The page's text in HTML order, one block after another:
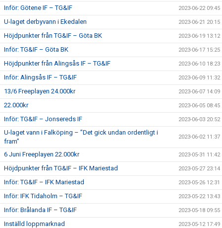
Inför: Götene IF – TG&IF 2023-06-22 09:45
U-laget derbyvann i Ekedalen 2023-06-21 20:15
Höjdpunkter från TG&IF – Göta BK 2023-06-19 13:12
Inför: TG&IF – Göta BK 2023-06-17 15:25
Höjdpunkter från Alingsås IF – TG&IF 2023-06-10 18:23
Inför: Alingsås IF – TG&IF 2023-06-09 11:32
13/6 Freeplayen 24.000kr 2023-06-07 14:09
22.000kr 2023-06-05 08:45
Inför: TG&IF – Jonsereds IF 2023-06-03 20:52
U-laget vann i Falköping – ”Det gick undan ordentligt i
fram”
2023-06-02 11:37
6 Juni Freeplayen 22.000kr 2023-05-31 11:42
Höjdpunkter från TG&IF – IFK Mariestad 2023-05-27 23:14
Inför: TG&IF – IFK Mariestad 2023-05-26 12:31
Inför: IFK Tidaholm – TG&IF 2023-05-22 13:43
Inför: Brålanda IF – TG&IF 2023-05-18 09:55
Inställd loppmarknad 2023-05-12 17:49